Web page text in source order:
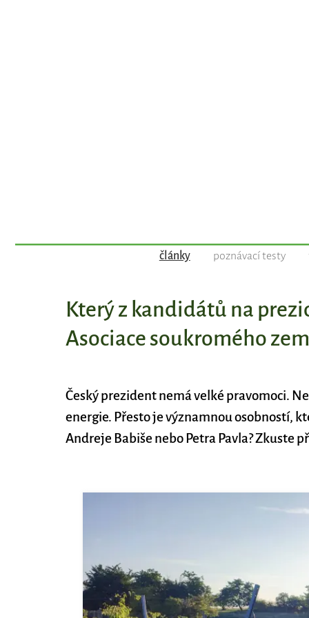
články poznávací testy
Který z kandidátů na
Asociace soukromého
Český prezident nemá velké pravomoci.
energie. Přesto je významnou osobností,
Andreje Babiše nebo Petra Pavla? Zkuste